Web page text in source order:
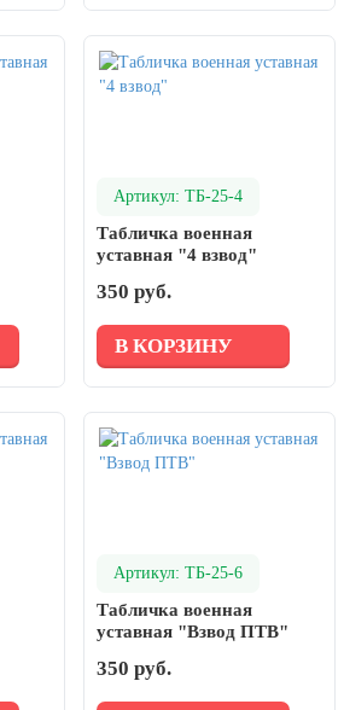
Артикул: ТБ-25-4
Табличка военная
уставная "4 взвод"
350 руб.
В КОРЗИНУ
Артикул: ТБ-25-6
Табличка военная
уставная "Взвод ПТВ"
350 руб.